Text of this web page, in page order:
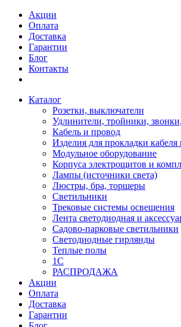
Акции
Оплата
Доставка
Гарантии
Блог
Контакты
Каталог
Розетки, выключатели
Удлинители, тройники,
Кабель и провод
Изделия для прокладки
Модульное оборудование
Корпуса электрощитов и
Лампы (источники света)
Люстры, бра, торшеры
Светильники
Трековые системы освещения
Лента светодиодная и
Садово-парковые светильники
Светодиодные гирлянды
Теплые полы
1С
РАСПРОДАЖА
Акции
Оплата
Доставка
Гарантии